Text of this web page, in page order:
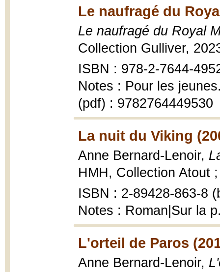
Le naufragé du
Le naufragé du Royal
Collection Gulliver,
ISBN : 978-2-7644-
Notes : Pour les
(pdf) : 9782764449530
La nuit du Viking
Anne Bernard-Lenoir,
HMH, Collection Atout
ISBN : 2-89428-863-8
Notes : Roman|Sur la
L'orteil de Paros
Anne Bernard-Lenoir,